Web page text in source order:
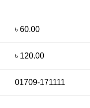
৳ 60.00
৳ 120.00
01709-171111